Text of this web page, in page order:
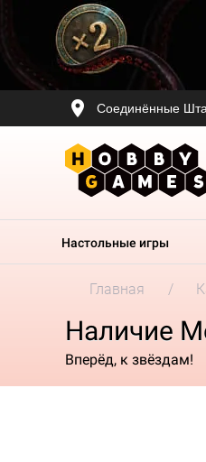
Соединённые
Настольные игры
Главная
Наличие
Вперёд, к звёздам!